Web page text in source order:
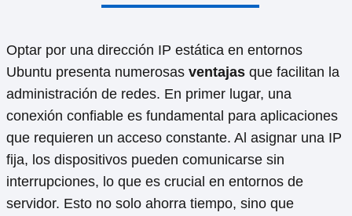
Optar por una dirección IP estática en entornos
Ubuntu presenta numerosas ventajas que facilitan la
administración de redes. En primer lugar, una
conexión confiable es fundamental para aplicaciones
que requieren un acceso constante. Al asignar una IP
fija, los dispositivos pueden comunicarse sin
interrupciones, lo que es crucial en entornos de
servidor. Esto no solo ahorra tiempo, sino que